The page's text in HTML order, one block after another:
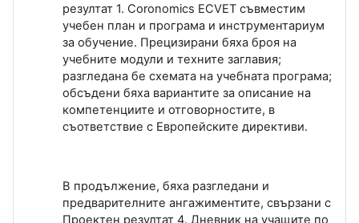
резултат 1. Coronomics ECVET съвместим
учебен план и програма и инструментариум
за обучение. Прецизирани бяха броя на
учебните модули и техните заглавия;
разгледана бе схемата на учебната програма;
обсъдени бяха вариантите за описание на
компетенциите и отговорностите, в
съответствие с Европейските директиви.
В продължение, бяха разгледани и
предварителните ангажиментите, свързани с
Проектен резултат 4. Дневник на учащите по